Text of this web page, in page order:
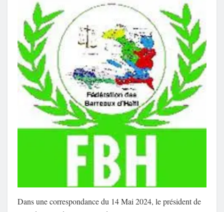
Dans une correspondance du 14 Mai 2024, le président de